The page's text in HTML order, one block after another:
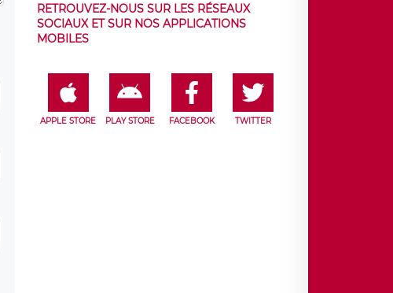
RETROUVEZ-NOUS SUR LES RÉSEAUX
SOCIAUX ET SUR NOS APPLICATIONS
MOBILES
APPLE STORE PLAY STORE FACEBOOK TWITTER